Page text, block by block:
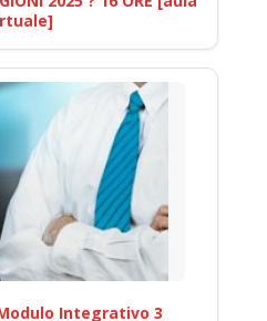
Modulo Integrativo 3